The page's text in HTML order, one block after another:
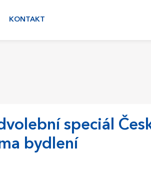
KONTAKT
speciál
bydlení